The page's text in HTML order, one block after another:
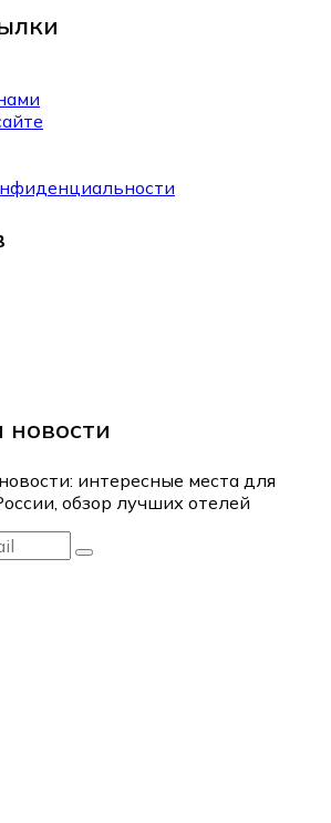
интересные места для
обзор лучших отелей